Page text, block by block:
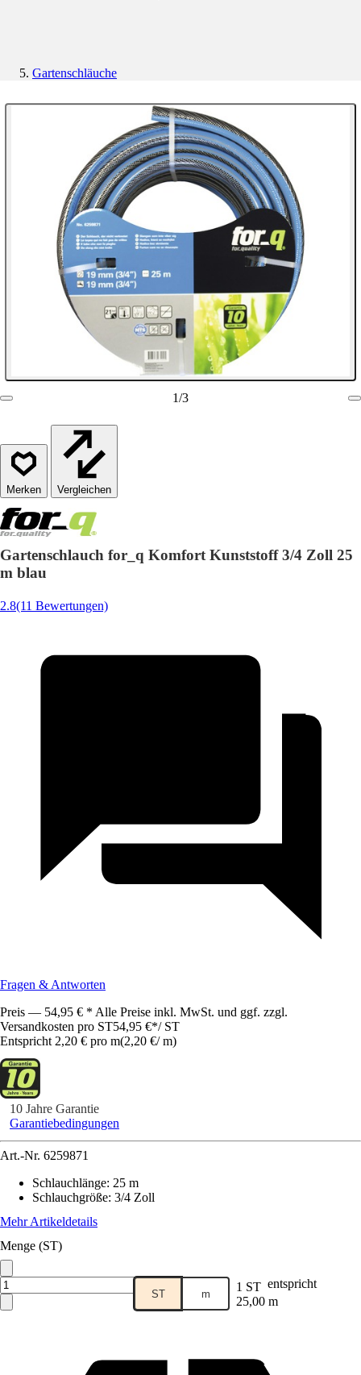
Gartenschläuche
1/3
Vergleichen
Gartenschlauch for_q Komfort Kunststoff 3/4 Zoll 25
m blau
2.8(11 Bewertungen)
Fragen & Antworten
Preis — 54,95 € * Alle Preise inkl. MwSt. und ggf. zzgl.
Versandkosten pro ST54,95 €*/ ST
Entspricht 2,20 € pro m(2,20 €/ m)
10 Jahre Garantie
Garantiebedingungen
Art.-Nr. 6259871
Schlauchlänge: 25 m
Schlauchgröße: 3/4 Zoll
Mehr Artikeldetails
Menge (ST)
ST m 1 ST entspricht
25,00 m